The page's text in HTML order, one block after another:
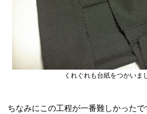
くれぐれも台紙をつかいま
ちなみにこの工程が一番難しかった